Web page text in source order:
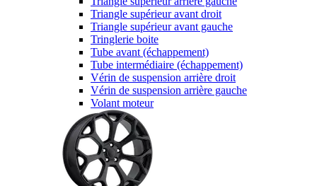
Triangle supérieur avant droit
Triangle supérieur avant gauche
Tringlerie boite
Tube avant (échappement)
Tube intermédiaire (échappement)
Vérin de suspension arrière droit
Vérin de suspension arrière gauche
Volant moteur